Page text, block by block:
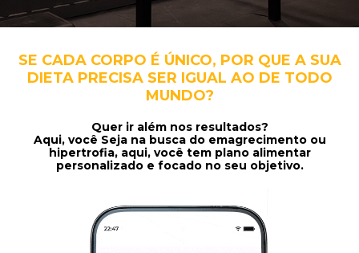
SE CADA CORPO É ÚNICO, POR QUE A SUA
DIETA PRECISA SER IGUAL AO DE TODO
MUNDO?
Quer ir além nos resultados?
Aqui, você Seja na busca do emagrecimento ou
hipertrofia, aqui, você tem plano alimentar
personalizado e focado no seu objetivo.